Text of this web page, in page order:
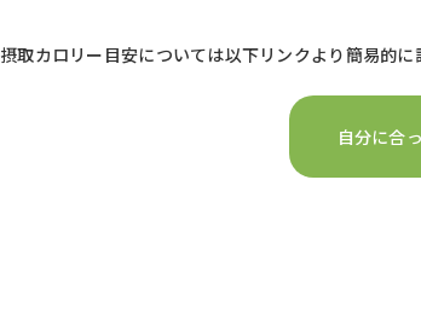
摂取カロリー目安については以下リンクより簡易的
自分に合